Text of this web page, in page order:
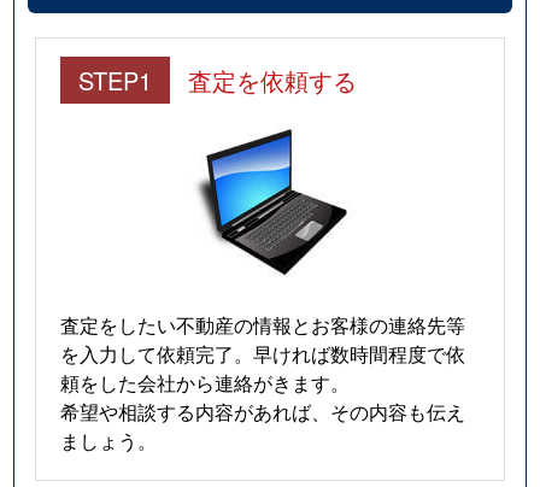
STEP1 査定を依頼する
査定をしたい不動産の情報とお客様の連絡先等
を入力して依頼完了。早ければ数時間程度で依
頼をした会社から連絡がきます。
希望や相談する内容があれば、その内容も伝え
ましょう。